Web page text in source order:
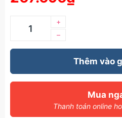
–
+
Thêm vào
Mua
Thanh toán online